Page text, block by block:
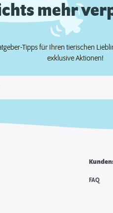
mehr
Tipps für Ihren tierischen
exklusive Aktionen!
FAQ